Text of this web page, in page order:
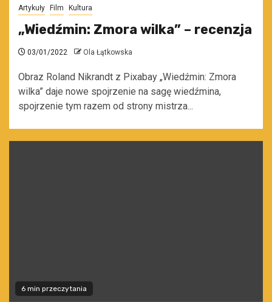
Artykuły Film Kultura
„Wiedźmin: Zmora wilka” – recenzja
03/01/2022 Ola Łątkowska
Obraz Roland Nikrandt z Pixabay „Wiedźmin: Zmora
wilka” daje nowe spojrzenie na sagę wiedźmina,
spojrzenie tym razem od strony mistrza...
6 min przeczytania